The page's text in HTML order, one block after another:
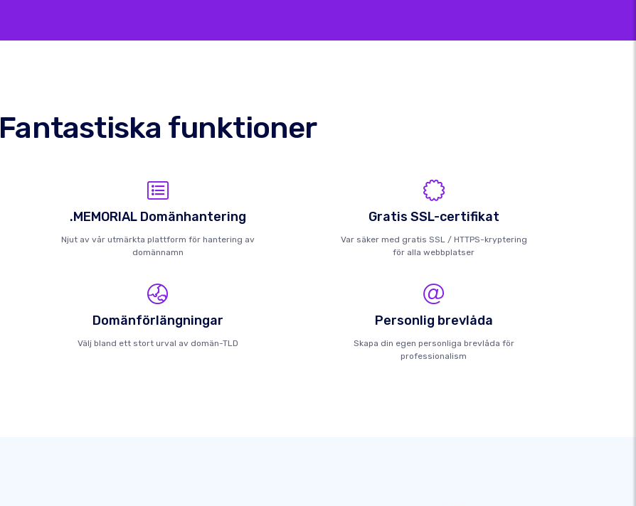
Fantastiska funktioner
.MEMORIAL Domänhantering
Njut av vår utmärkta plattform för hantering av
domännamn
Gratis SSL-certifikat
Var säker med gratis SSL / HTTPS-kryptering
för alla webbplatser
Domänförlängningar
Välj bland ett stort urval av domän-TLD
Personlig brevlåda
Skapa din egen personliga brevlåda för
professionalism